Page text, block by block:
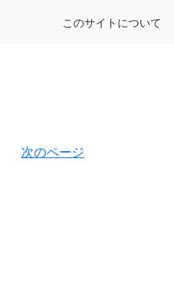
このサイトについて
次のページ